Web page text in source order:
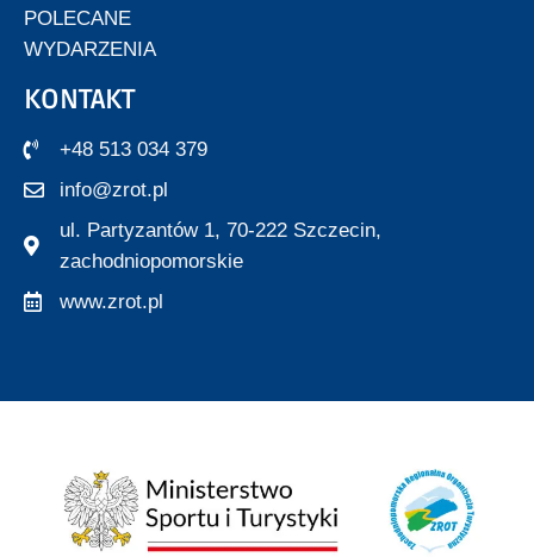
POLECANE
WYDARZENIA
KONTAKT
+48 513 034 379
info@zrot.pl
ul. Partyzantów 1, 70-222 Szczecin,
zachodniopomorskie
www.zrot.pl